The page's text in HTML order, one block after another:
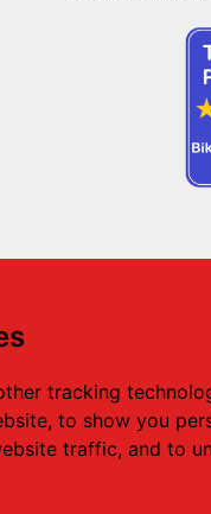
tracking
to show you
traffic, and to
Hersonissos –
Telefon: + 30
11388,
Email: